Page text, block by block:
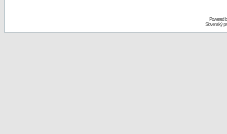
Powered
Slovenský